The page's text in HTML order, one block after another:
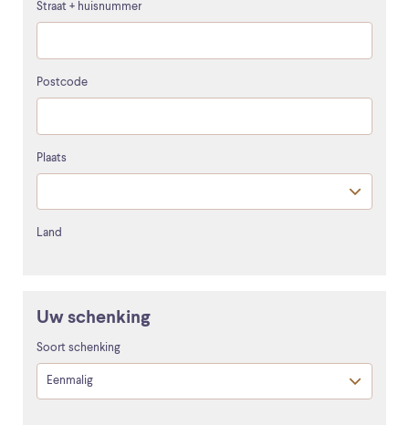
Straat + huisnummer
Postcode
Plaats
Land
Uw schenking
Soort schenking